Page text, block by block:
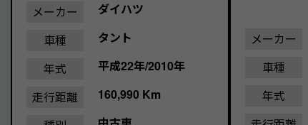
メーカー
ダイハツ
車種
タント
年式
平成22年/2010年
走行距離
160,990 Km
メーカー
車種
年式